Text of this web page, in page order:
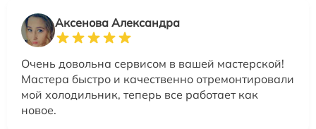
Аксенова Александра
Очень довольна сервисом в вашей мастерской!
Мастера быстро и качественно отремонтировали
мой холодильник, теперь все работает как
новое.